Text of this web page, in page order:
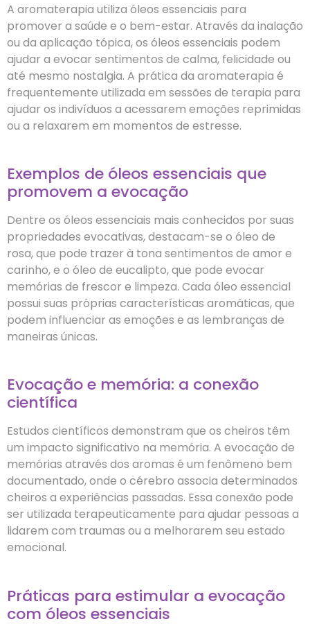
A aromaterapia utiliza óleos essenciais para
promover a saúde e o bem-estar. Através da inalação
ou da aplicação tópica, os óleos essenciais podem
ajudar a evocar sentimentos de calma, felicidade ou
até mesmo nostalgia. A prática da aromaterapia é
frequentemente utilizada em sessões de terapia para
ajudar os indivíduos a acessarem emoções reprimidas
ou a relaxarem em momentos de estresse.
Exemplos de óleos essenciais que
promovem a evocação
Dentre os óleos essenciais mais conhecidos por suas
propriedades evocativas, destacam-se o óleo de
rosa, que pode trazer à tona sentimentos de amor e
carinho, e o óleo de eucalipto, que pode evocar
memórias de frescor e limpeza. Cada óleo essencial
possui suas próprias características aromáticas, que
podem influenciar as emoções e as lembranças de
maneiras únicas.
Evocação e memória: a conexão
científica
Estudos científicos demonstram que os cheiros têm
um impacto significativo na memória. A evocação de
memórias através dos aromas é um fenômeno bem
documentado, onde o cérebro associa determinados
cheiros a experiências passadas. Essa conexão pode
ser utilizada terapeuticamente para ajudar pessoas a
lidarem com traumas ou a melhorarem seu estado
emocional.
Práticas para estimular a evocação
com óleos essenciais